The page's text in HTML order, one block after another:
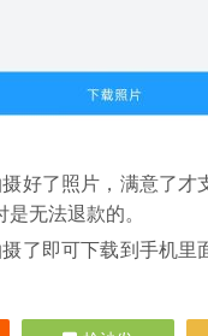
摄好了照片，满意了才
无法退款的。
摄了即可下载到手机里